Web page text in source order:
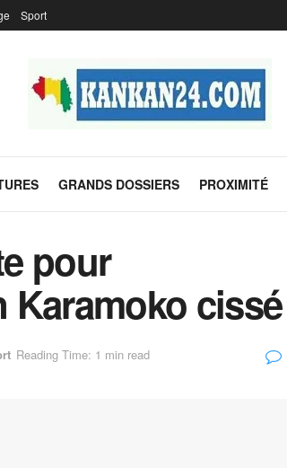
Sport
GRANDS DOSSIERS PROXIMITÉ
pour
Karamoko cissé
Reading Time: 1 min read